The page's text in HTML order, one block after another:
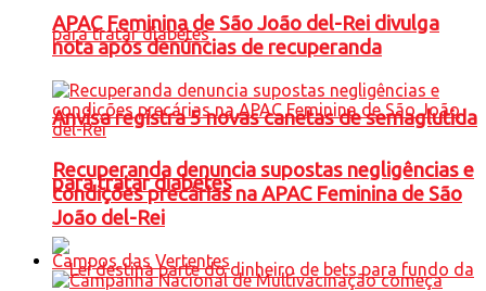
Anvisa registra 5 novas canetas de semaglutida
para tratar diabetes
APAC Feminina de São João del-Rei divulga
nota após denúncias de recuperanda
Recuperanda denuncia supostas negligências e
condições precárias na APAC Feminina de São
João del-Rei
Campos das Vertentes